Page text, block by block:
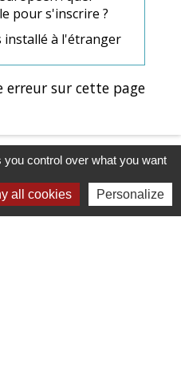
pour s'inscrire ?
installé à l'étranger
erreur sur cette page
control over what you want
all cookies Personalize